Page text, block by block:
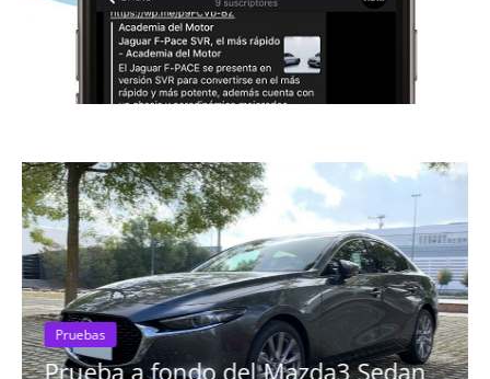
del Mazda3 Sedan
Pruebas